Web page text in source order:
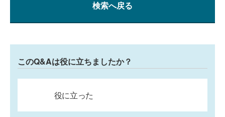
検索へ戻る
このQ&Aは役に立ちましたか？
役に立った